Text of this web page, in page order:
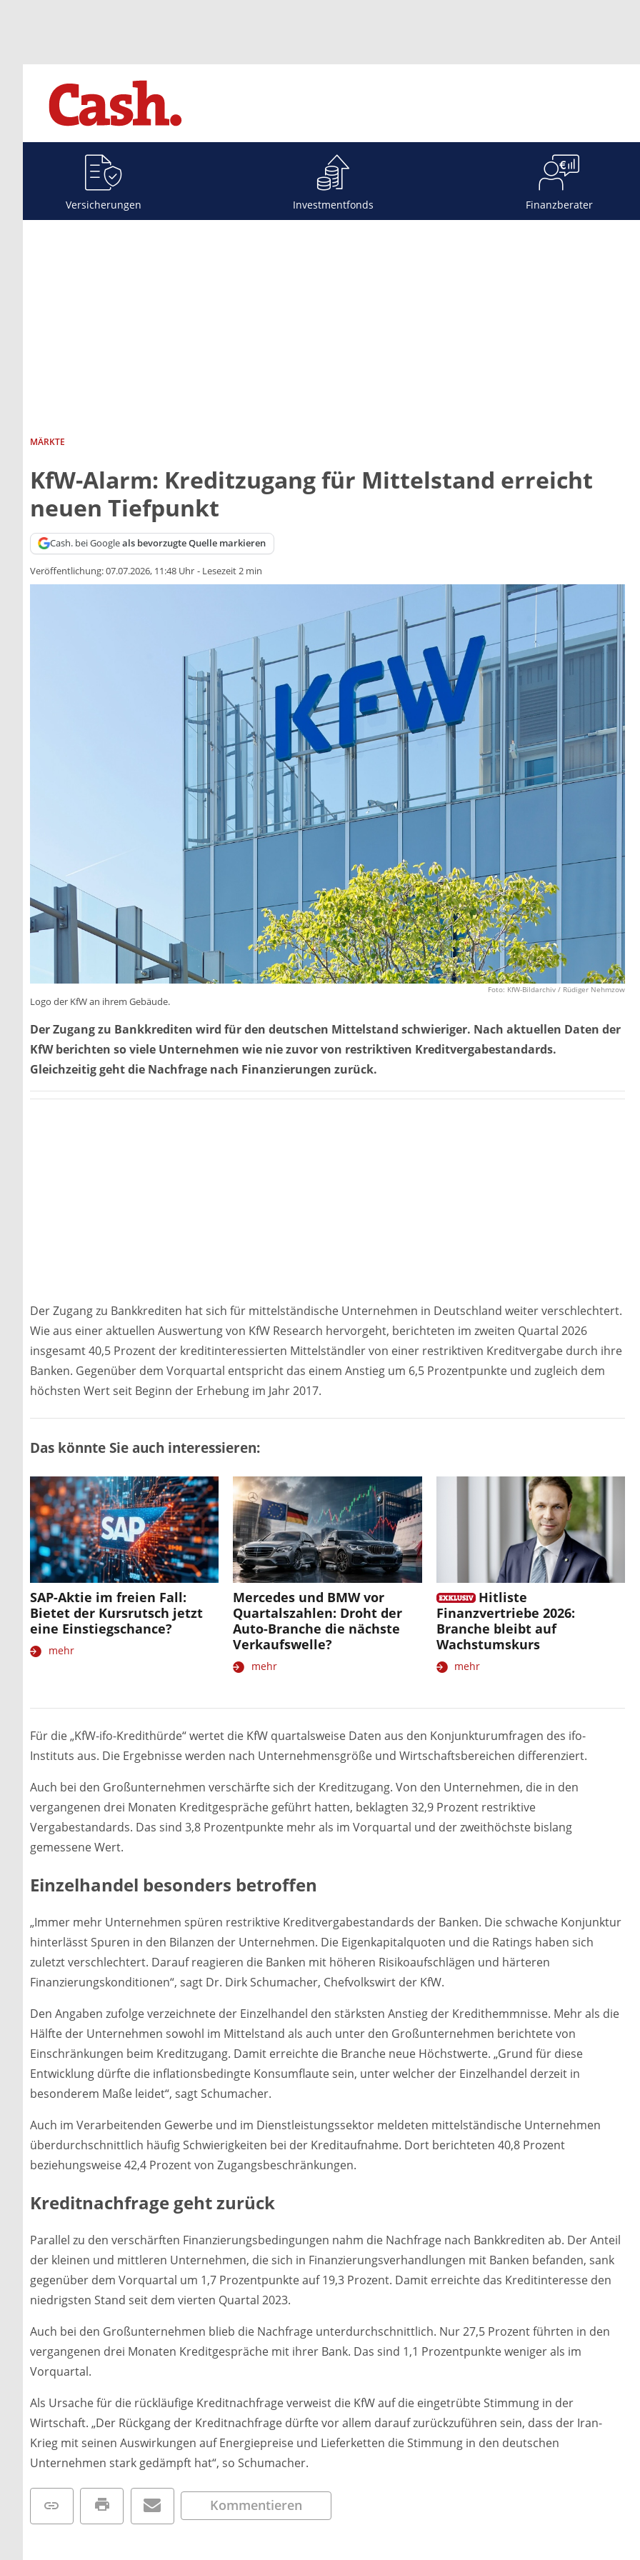
Versicherungen Investmentfonds Finanzberater
MÄRKTE
KfW-Alarm: Kreditzugang für Mittelstand erreicht
neuen Tiefpunkt
Cash. bei Googleals bevorzugte Quelle markieren
Veröffentlichung:07.07.2026, 11:48 Uhr - Lesezeit 2 min
Foto: KfW-Bildarchiv / Rüdiger Nehmzow
Logo der KfW an ihrem Gebäude.
Der Zugang zu Bankkrediten wird für den deutschen Mittelstand schwieriger. Nach aktuellen Daten der
KfW berichten so viele Unternehmen wie nie zuvor von restriktiven Kreditvergabestandards.
Gleichzeitig geht die Nachfrage nach Finanzierungen zurück.
Der Zugang zu Bankkrediten hat sich für mittelständische Unternehmen in Deutschland weiter verschlechtert.
Wie aus einer aktuellen Auswertung von KfW Research hervorgeht, berichteten im zweiten Quartal 2026
insgesamt 40,5 Prozent der kreditinteressierten Mittelständler von einer restriktiven Kreditvergabe durch ihre
Banken. Gegenüber dem Vorquartal entspricht das einem Anstieg um 6,5 Prozentpunkte und zugleich dem
höchsten Wert seit Beginn der Erhebung im Jahr 2017.
Das könnte Sie auch interessieren:
SAP-Aktie im freien Fall:
Bietet der Kursrutsch jetzt
eine Einstiegschance?
mehr
Mercedes und BMW vor
Quartalszahlen: Droht der
Auto-Branche die nächste
Verkaufswelle?
mehr
Hitliste
Finanzvertriebe 2026:
Branche bleibt auf
Wachstumskurs
mehr
Für die „KfW-ifo-Kredithürde“ wertet die KfW quartalsweise Daten aus den Konjunkturumfragen des ifo-
Instituts aus. Die Ergebnisse werden nach Unternehmensgröße und Wirtschaftsbereichen differenziert.
Auch bei den Großunternehmen verschärfte sich der Kreditzugang. Von den Unternehmen, die in den
vergangenen drei Monaten Kreditgespräche geführt hatten, beklagten 32,9 Prozent restriktive
Vergabestandards. Das sind 3,8 Prozentpunkte mehr als im Vorquartal und der zweithöchste bislang
gemessene Wert.
Einzelhandel besonders betroffen
„Immer mehr Unternehmen spüren restriktive Kreditvergabestandards der Banken. Die schwache Konjunktur
hinterlässt Spuren in den Bilanzen der Unternehmen. Die Eigenkapitalquoten und die Ratings haben sich
zuletzt verschlechtert. Darauf reagieren die Banken mit höheren Risikoaufschlägen und härteren
Finanzierungskonditionen“, sagt Dr. Dirk Schumacher, Chefvolkswirt der KfW.
Den Angaben zufolge verzeichnete der Einzelhandel den stärksten Anstieg der Kredithemmnisse. Mehr als die
Hälfte der Unternehmen sowohl im Mittelstand als auch unter den Großunternehmen berichtete von
Einschränkungen beim Kreditzugang. Damit erreichte die Branche neue Höchstwerte. „Grund für diese
Entwicklung dürfte die inflationsbedingte Konsumflaute sein, unter welcher der Einzelhandel derzeit in
besonderem Maße leidet“, sagt Schumacher.
Auch im Verarbeitenden Gewerbe und im Dienstleistungssektor meldeten mittelständische Unternehmen
überdurchschnittlich häufig Schwierigkeiten bei der Kreditaufnahme. Dort berichteten 40,8 Prozent
beziehungsweise 42,4 Prozent von Zugangsbeschränkungen.
Kreditnachfrage geht zurück
Parallel zu den verschärften Finanzierungsbedingungen nahm die Nachfrage nach Bankkrediten ab. Der Anteil
der kleinen und mittleren Unternehmen, die sich in Finanzierungsverhandlungen mit Banken befanden, sank
gegenüber dem Vorquartal um 1,7 Prozentpunkte auf 19,3 Prozent. Damit erreichte das Kreditinteresse den
niedrigsten Stand seit dem vierten Quartal 2023.
Auch bei den Großunternehmen blieb die Nachfrage unterdurchschnittlich. Nur 27,5 Prozent führten in den
vergangenen drei Monaten Kreditgespräche mit ihrer Bank. Das sind 1,1 Prozentpunkte weniger als im
Vorquartal.
Als Ursache für die rückläufige Kreditnachfrage verweist die KfW auf die eingetrübte Stimmung in der
Wirtschaft. „Der Rückgang der Kreditnachfrage dürfte vor allem darauf zurückzuführen sein, dass der Iran-
Krieg mit seinen Auswirkungen auf Energiepreise und Lieferketten die Stimmung in den deutschen
Unternehmen stark gedämpft hat“, so Schumacher.
Kommentieren